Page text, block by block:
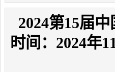
2024第15届
时间：2024年